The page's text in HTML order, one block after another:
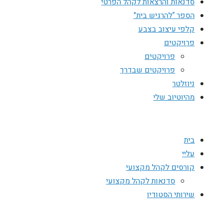
הספר “להרגיש בית”
קלפי עיצוב בצבע
פרויקטים
פרויקטים
פרויקטים שבדרך
ניוזלטר
מהיוטיוב שלי
בית
עליי
קורסים לקהל מקצועי
סדנאות לקהל מקצועי
שירותי הסטודיו